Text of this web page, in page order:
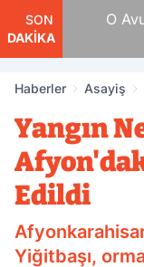
SON
DAKİKA
O
Haberler Asayiş
Yangın
Edildi
Yiğitbaşı,